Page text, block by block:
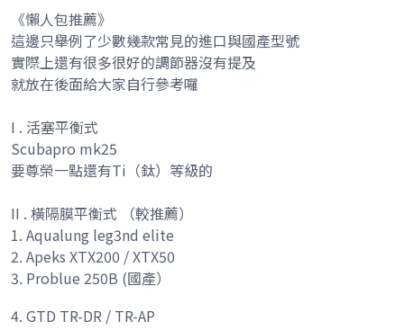
《懶人包推薦》
這邊只舉例了少數幾款常見的進口與國產型號
實際上還有很多很好的調節器沒有提及
就放在後面給大家自行參考囉
I . 活塞平衡式
Scubapro mk25
要尊榮一點還有Ti（鈦）等級的
II . 橫隔膜平衡式 （較推薦）
1. Aqualung leg3nd elite
2. Apeks XTX200 / XTX50
3. Problue 250B (國產）
4. GTD TR-DR / TR-AP